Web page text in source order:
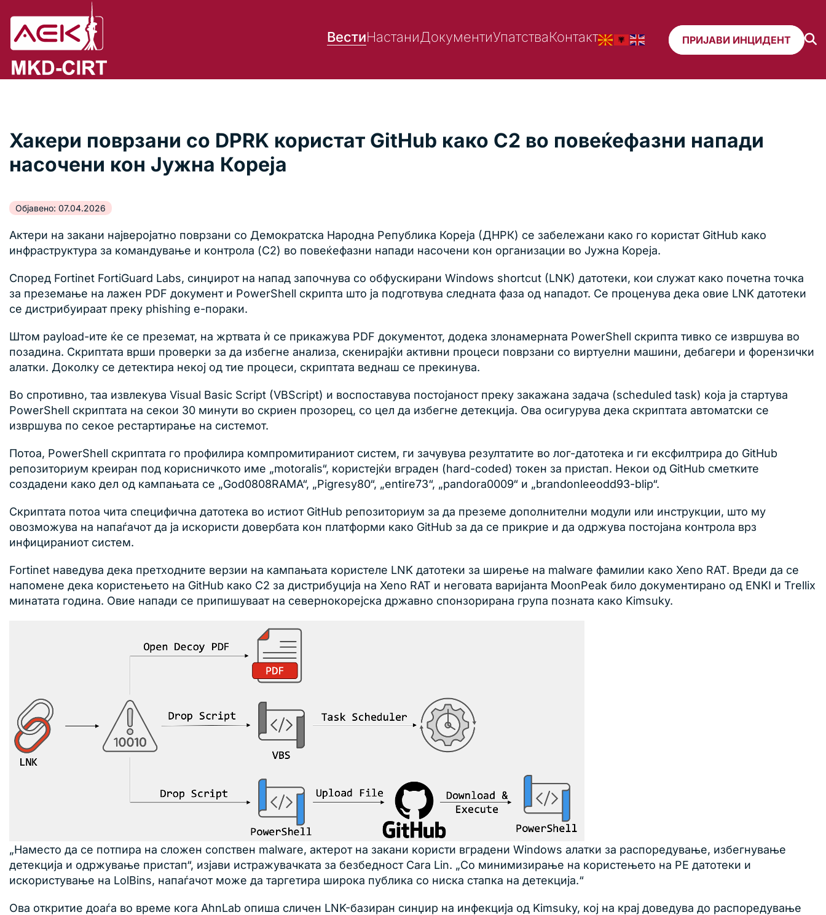
ВестиНастаниДокументиУпатстваКонтакт ПРИЈАВИ ИНЦИДЕНТ
Хакери поврзани со DPRK користат GitHub како C2 во повеќефазни напади
насочени кон Јужна Кореја
Објавено: 07.04.2026
Актери на закани најверојатно поврзани со Демократска Народна Република Кореја (ДНРК) се забележани како го користат GitHub како
инфраструктура за командување и контрола (C2) во повеќефазни напади насочени кон организации во Јужна Кореја.
Според Fortinet FortiGuard Labs, синџирот на напад започнува со обфускирани Windows shortcut (LNK) датотеки, кои служат како почетна точка
за преземање на лажен PDF документ и PowerShell скрипта што ја подготвува следната фаза од нападот. Се проценува дека овие LNK датотеки
се дистрибуираат преку phishing е-пораки.
Штом payload-ите ќе се преземат, на жртвата ѝ се прикажува PDF документот, додека злонамерната PowerShell скрипта тивко се извршува во
позадина. Скриптата врши проверки за да избегне анализа, скенирајќи активни процеси поврзани со виртуелни машини, дебагери и форензички
алатки. Доколку се детектира некој од тие процеси, скриптата веднаш се прекинува.
Во спротивно, таа извлекува Visual Basic Script (VBScript) и воспоставува постојаност преку закажана задача (scheduled task) која ја стартува
PowerShell скриптата на секои 30 минути во скриен прозорец, со цел да избегне детекција. Ова осигурува дека скриптата автоматски се
извршува по секое рестартирање на системот.
Потоа, PowerShell скриптата го профилира компромитираниот систем, ги зачувува резултатите во лог-датотека и ги ексфилтрира до GitHub
репозиториум креиран под корисничкото име „motoralis“, користејќи вграден (hard-coded) токен за пристап. Некои од GitHub сметките
создадени како дел од кампањата се „God0808RAMA“, „Pigresy80“, „entire73“, „pandora0009“ и „brandonleeodd93-blip“.
Скриптата потоа чита специфична датотека во истиот GitHub репозиториум за да преземе дополнителни модули или инструкции, што му
овозможува на напаѓачот да ја искористи довербата кон платформи како GitHub за да се прикрие и да одржува постојана контрола врз
инфицираниот систем.
Fortinet наведува дека претходните верзии на кампањата користеле LNK датотеки за ширење на malware фамилии како Xeno RAT. Вреди да се
напомене дека користењето на GitHub како C2 за дистрибуција на Xeno RAT и неговата варијанта MoonPeak било документирано од ENKI и Trellix
минатата година. Овие напади се припишуваат на севернокорејска државно спонзорирана група позната како Kimsuky.
„Наместо да се потпира на сложен сопствен malware, актерот на закани користи вградени Windows алатки за распоредување, избегнување
детекција и одржување пристап“, изјави истражувачката за безбедност Cara Lin. „Со минимизирање на користењето на PE датотеки и
искористување на LolBins, напаѓачот може да таргетира широка публика со ниска стапка на детекција.“
Ова откритие доаѓа во време кога AhnLab опиша сличен LNK-базиран синџир на инфекција од Kimsuky, кој на крај доведува до распоредување